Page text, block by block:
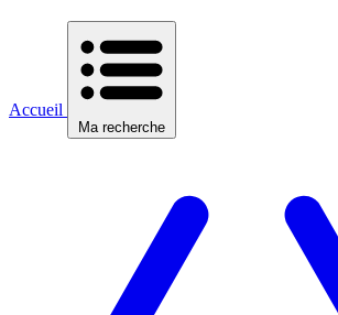
Accueil
Ma recherche